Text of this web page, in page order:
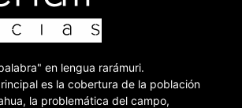
en lengua rarámuri.
es la cobertura de la población
la problemática del campo,